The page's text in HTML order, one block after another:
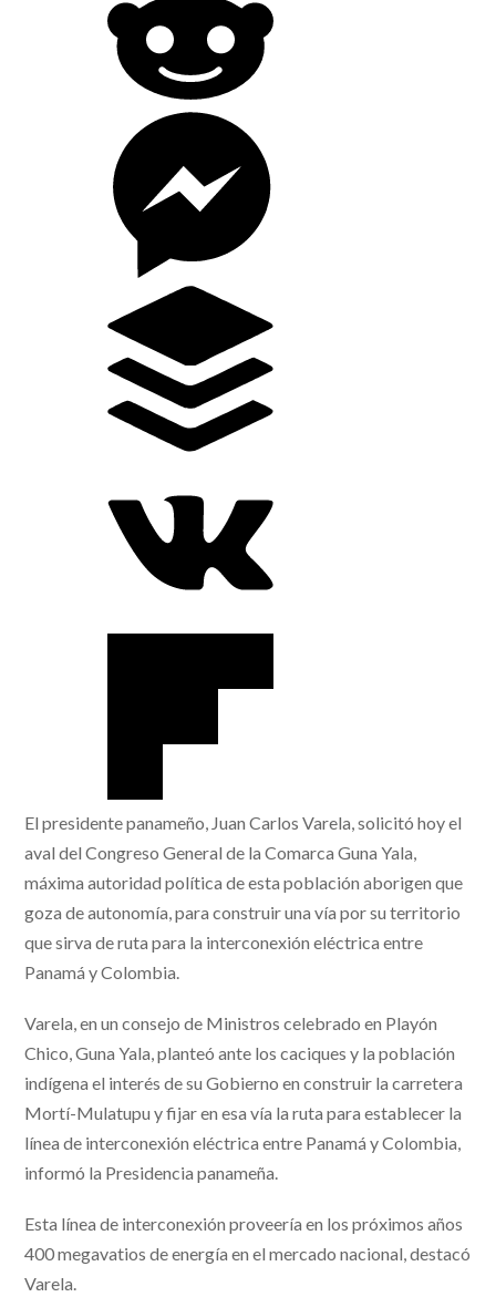
El presidente panameño, Juan Carlos Varela, solicitó hoy el
aval del Congreso General de la Comarca Guna Yala,
máxima autoridad política de esta población aborigen que
goza de autonomía, para construir una vía por su territorio
que sirva de ruta para la interconexión eléctrica entre
Panamá y Colombia.
Varela, en un consejo de Ministros celebrado en Playón
Chico, Guna Yala, planteó ante los caciques y la población
indígena el interés de su Gobierno en construir la carretera
Mortí-Mulatupu y fijar en esa vía la ruta para establecer la
línea de interconexión eléctrica entre Panamá y Colombia,
informó la Presidencia panameña.
Esta línea de interconexión proveería en los próximos años
400 megavatios de energía en el mercado nacional, destacó
Varela.